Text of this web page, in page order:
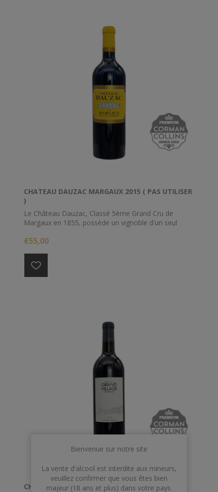
CHATEAU DAUZAC MARGAUX 2015 ( PAS UTILISER
)
Le Château Dauzac, Classé 5ème Grand Cru de
Margaux en 1855, possède un vignoble d'un seul
général, arrivé en 2013, débute depuis 2017 une
Dauzac 2015 offre un nez sur les fruits mûrs frais et
délicats ainsi que sur des notes épicées. Un vin avec
un très joli équilibre et une bouche ample et délicate.
€55,00
CHATEAU GRAND VILLAGE 2015 BORDEAUX
Bienvenue sur notre site
La vente d'alcool est interdite aux mineurs,
veuillez confirmer que vous êtes bien
majeur (18 ans et plus) dans votre pays.